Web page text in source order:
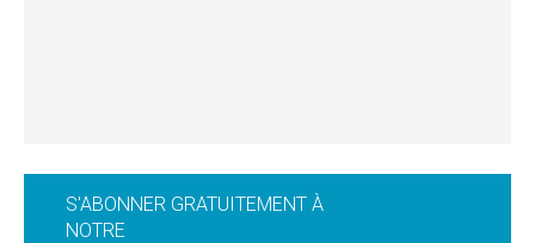
S'ABONNER GRATUITEMENT À
NOTRE